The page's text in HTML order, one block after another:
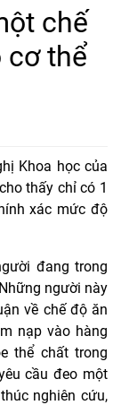
chế
cơ thể
Khoa học của
thấy chỉ có 1
xác mức độ
đang trong
người này
về chế độ ăn
nạp vào hàng
thể chất trong
cầu đeo một
nghiên cứu,